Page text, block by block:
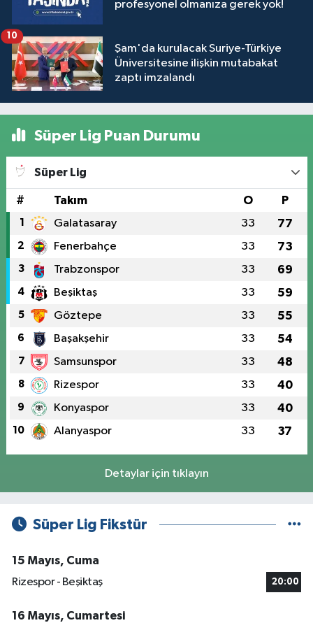
profesyonel olmanıza gerek yok!
Şam'da kurulacak Suriye-Türkiye
Üniversitesine ilişkin mutabakat
zaptı imzalandı
10
Süper Lig Puan Durumu
Süper Lig
# Takım O P
1 Galatasaray 33 77
2 Fenerbahçe 33 73
3 Trabzonspor 33 69
4 Beşiktaş 33 59
5 Göztepe 33 55
6 Başakşehir 33 54
7 Samsunspor 33 48
8 Rizespor 33 40
9 Konyaspor 33 40
10 Alanyaspor 33 37
Detaylar için tıklayın
Süper Lig Fikstür
15 Mayıs, Cuma
Rizespor - Beşiktaş
20:00
16 Mayıs, Cumartesi